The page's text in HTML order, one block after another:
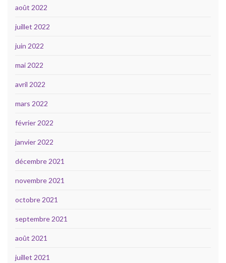
août 2022
juillet 2022
juin 2022
mai 2022
avril 2022
mars 2022
février 2022
janvier 2022
décembre 2021
novembre 2021
octobre 2021
septembre 2021
août 2021
juillet 2021